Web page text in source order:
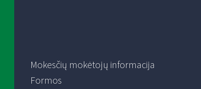
Mokesčių mokėtojų informacija
Formos